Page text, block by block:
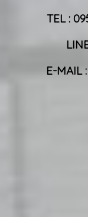
TEL :
E-MAIL :